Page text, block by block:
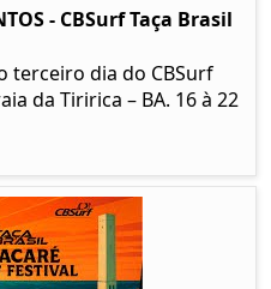
- CBSurf Taça Brasil
terceiro dia do CBSurf
da Tiririca – BA. 16 à 22